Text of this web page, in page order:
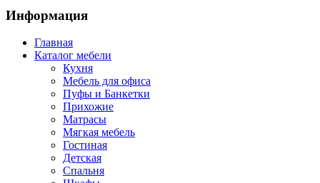
Информация
Главная
Каталог мебели
Кухня
Мебель для офиса
Пуфы и Банкетки
Прихожие
Матрасы
Мягкая мебель
Гостиная
Детская
Спальня